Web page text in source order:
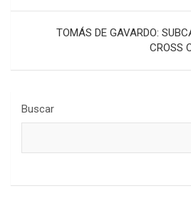
entradas
TOMÁS DE GAVARDO:
CROSS
Buscar